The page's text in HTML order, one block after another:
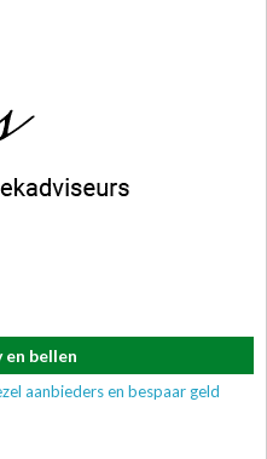
bellen
aanbieders en bespaar geld